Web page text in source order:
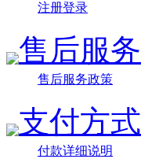
注册登录
售后服务
售后服务政策
支付方式
付款详细说明